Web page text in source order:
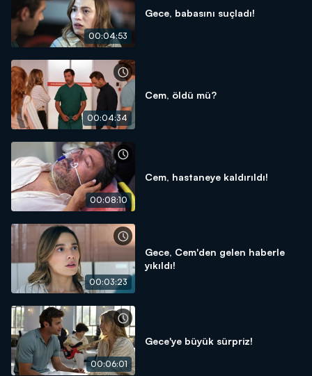
00:04:53
Gece, babasını suçladı!
00:04:34
Cem, öldü mü?
00:08:10
Cem, hastaneye kaldırıldı!
00:03:23
Gece, Cem'den gelen haberle
yıkıldı!
00:06:01
Gece'ye büyük sürpriz!